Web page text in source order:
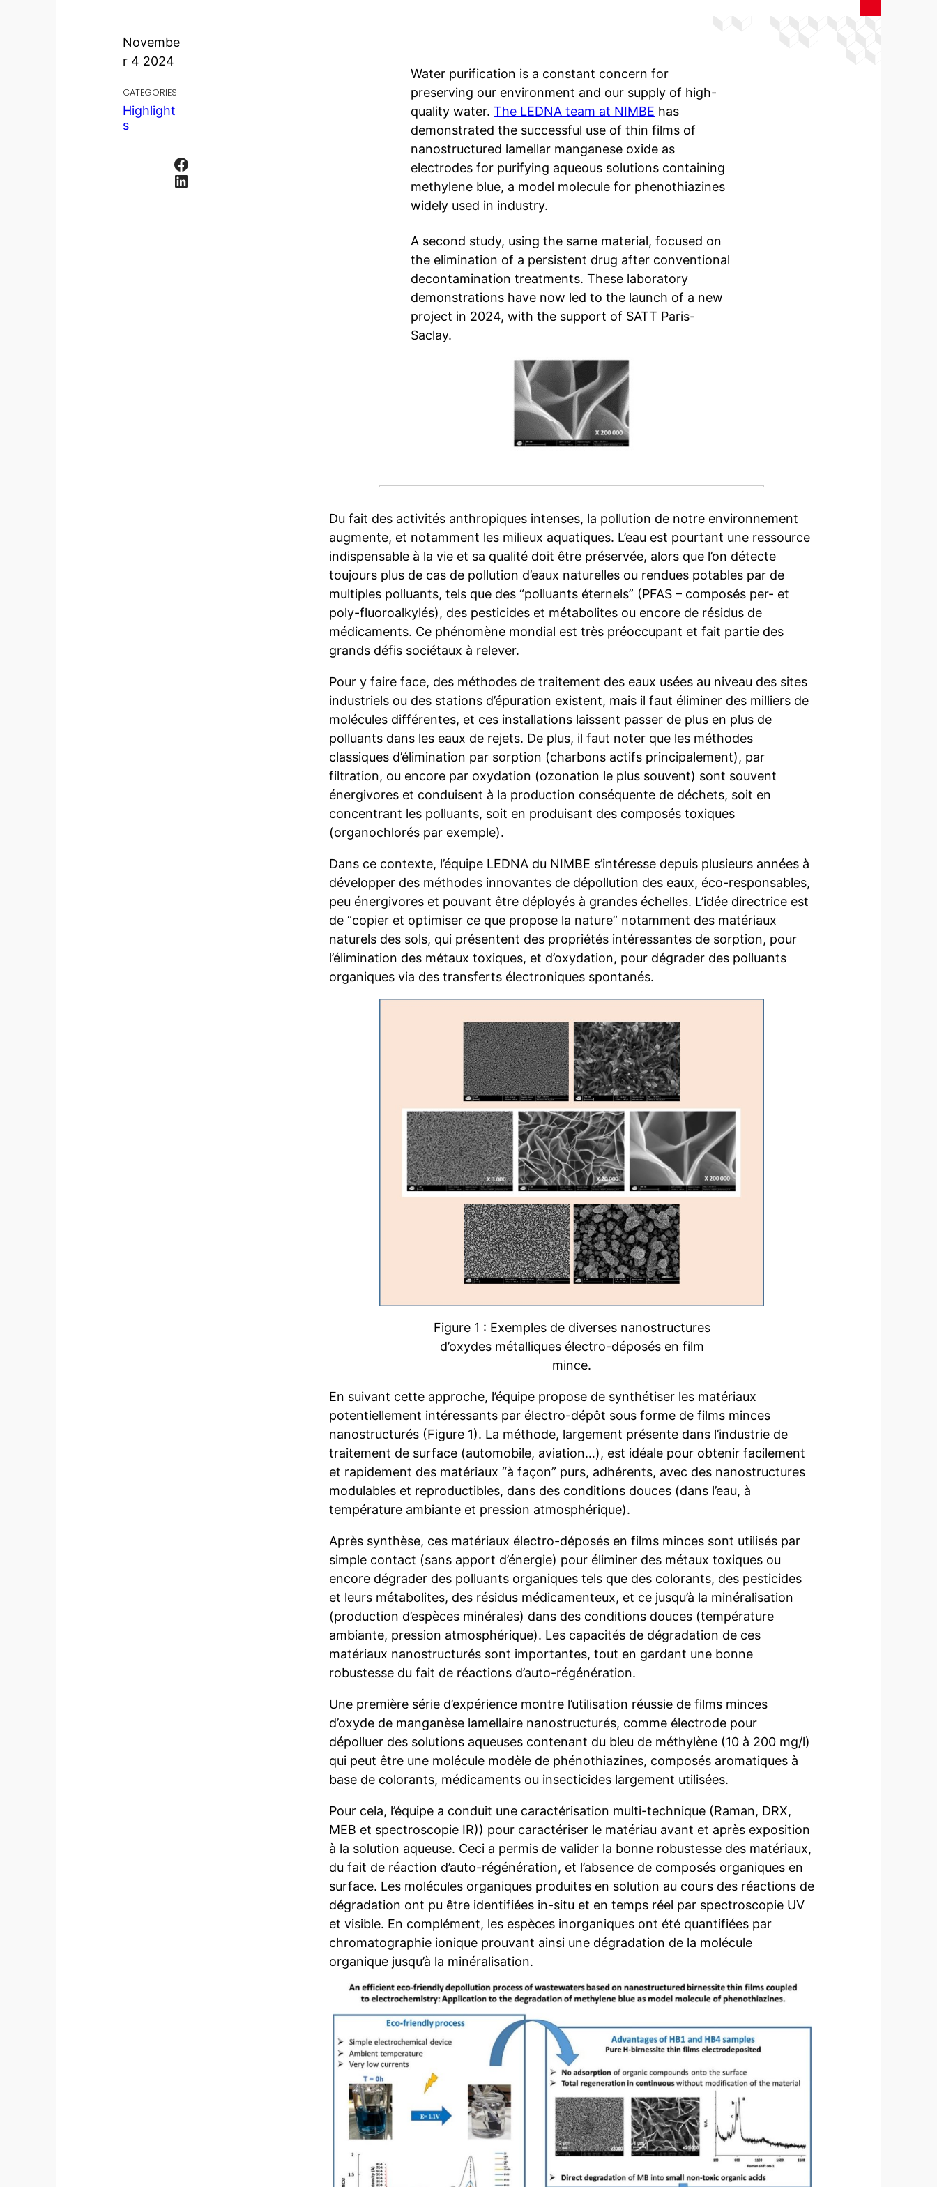
Novembe
r 4 2024
CATEGORIES
Highlight
s
Facebook
LinkedIn
Water purification is a constant concern for
preserving our environment and our supply of high-
quality water.The LEDNA team at NIMBE has
demonstrated the successful use of thin films of
nanostructured lamellar manganese oxide as
electrodes for purifying aqueous solutions containing
methylene blue, a model molecule for phenothiazines
widely used in industry.
A second study, using the same material, focused on
the elimination of a persistent drug after conventional
decontamination treatments. These laboratory
demonstrations have now led to the launch of a new
project in 2024, with the support of SATT Paris-
Saclay.
Du fait des activités anthropiques intenses, la pollution de notre environnement
augmente, et notamment les milieux aquatiques. L’eau est pourtant une ressource
indispensable à la vie et sa qualité doit être préservée, alors que l’on détecte
toujours plus de cas de pollution d’eaux naturelles ou rendues potables par de
multiples polluants, tels que des “polluants éternels” (PFAS – composés per- et
poly-fluoroalkylés), des pesticides et métabolites ou encore de résidus de
médicaments. Ce phénomène mondial est très préoccupant et fait partie des
grands défis sociétaux à relever.
Pour y faire face, des méthodes de traitement des eaux usées au niveau des sites
industriels ou des stations d’épuration existent, mais il faut éliminer des milliers de
molécules différentes, et ces installations laissent passer de plus en plus de
polluants dans les eaux de rejets. De plus, il faut noter que les méthodes
classiques d’élimination par sorption (charbons actifs principalement), par
filtration, ou encore par oxydation (ozonation le plus souvent) sont souvent
énergivores et conduisent à la production conséquente de déchets, soit en
concentrant les polluants, soit en produisant des composés toxiques
(organochlorés par exemple).
Dans ce contexte, l’équipe LEDNA du NIMBE s’intéresse depuis plusieurs années à
développer des méthodes innovantes de dépollution des eaux, éco-responsables,
peu énergivores et pouvant être déployés à grandes échelles. L’idée directrice est
de “copier et optimiser ce que propose la nature” notamment des matériaux
naturels des sols, qui présentent des propriétés intéressantes de sorption, pour
l’élimination des métaux toxiques, et d’oxydation, pour dégrader des polluants
organiques via des transferts électroniques spontanés.
Figure 1 : Exemples de diverses nanostructures
d’oxydes métalliques électro-déposés en film
mince.
En suivant cette approche, l’équipe propose de synthétiser les matériaux
potentiellement intéressants par électro-dépôt sous forme de films minces
nanostructurés (Figure 1). La méthode, largement présente dans l’industrie de
traitement de surface (automobile, aviation…), est idéale pour obtenir facilement
et rapidement des matériaux “à façon” purs, adhérents, avec des nanostructures
modulables et reproductibles, dans des conditions douces (dans l’eau, à
température ambiante et pression atmosphérique).
Après synthèse, ces matériaux électro-déposés en films minces sont utilisés par
simple contact (sans apport d’énergie) pour éliminer des métaux toxiques ou
encore dégrader des polluants organiques tels que des colorants, des pesticides
et leurs métabolites, des résidus médicamenteux, et ce jusqu’à la minéralisation
(production d’espèces minérales) dans des conditions douces (température
ambiante, pression atmosphérique). Les capacités de dégradation de ces
matériaux nanostructurés sont importantes, tout en gardant une bonne
robustesse du fait de réactions d’auto-régénération.
Une première série d’expérience montre l’utilisation réussie de films minces
d’oxyde de manganèse lamellaire nanostructurés, comme électrode pour
dépolluer des solutions aqueuses contenant du bleu de méthylène (10 à 200 mg/l)
qui peut être une molécule modèle de phénothiazines, composés aromatiques à
base de colorants, médicaments ou insecticides largement utilisées.
Pour cela, l’équipe a conduit une caractérisation multi-technique (Raman, DRX,
MEB et spectroscopie IR)) pour caractériser le matériau avant et après exposition
à la solution aqueuse. Ceci a permis de valider la bonne robustesse des matériaux,
du fait de réaction d’auto-régénération, et l’absence de composés organiques en
surface. Les molécules organiques produites en solution au cours des réactions de
dégradation ont pu être identifiées in-situ et en temps réel par spectroscopie UV
et visible. En complément, les espèces inorganiques ont été quantifiées par
chromatographie ionique prouvant ainsi une dégradation de la molécule
organique jusqu’à la minéralisation.